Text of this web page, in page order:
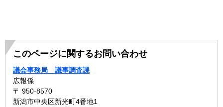
このページに関するお問い合わせ
議会事務局 議事調査課
広報係
〒 950-8570
新潟市中央区新光町4番地1